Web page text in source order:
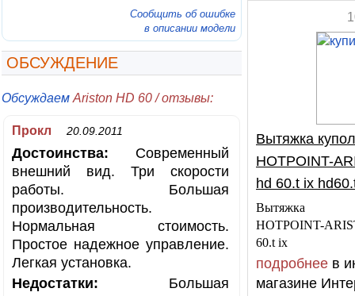
Сообщить об ошибке
в описании модели
ОБСУЖДЕНИЕ
Обсуждаем Ariston HD 60 / отзывы:
Прокл 20.09.2011
Достоинства: Современный
внешний вид. Три скорости
работы. Большая
производительность.
Нормальная стоимость.
Простое надежное управление.
Легкая установка.
Недостатки: Большая
Вытяжка
HOTPOINT-
hd 60.t ix
Вытяжка
HOTPOINT-
60.t ix
подробнее в
магазине